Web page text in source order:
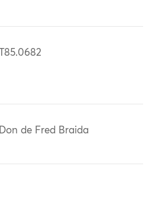
T85.0682
Don de Fred Braida